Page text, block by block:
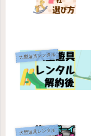
大型遊具レンタル
大型遊具レンタル